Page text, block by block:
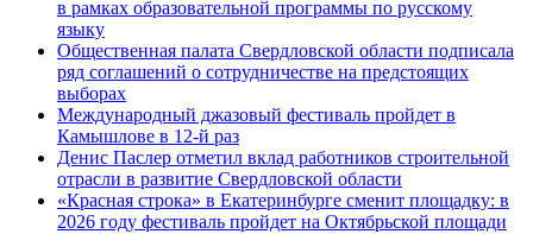
в рамках образовательной программы по русскому
языку
Общественная палата Свердловской области подписала
ряд соглашений о сотрудничестве на предстоящих
выборах
Международный джазовый фестиваль пройдет в
Камышлове в 12-й раз
Денис Паслер отметил вклад работников строительной
отрасли в развитие Свердловской области
«Красная строка» в Екатеринбурге сменит площадку: в
2026 году фестиваль пройдет на Октябрьской площади